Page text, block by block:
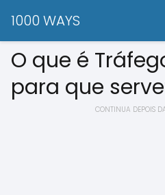
1000 WAYS
O que é
para que
CONTINUA DEPOIS